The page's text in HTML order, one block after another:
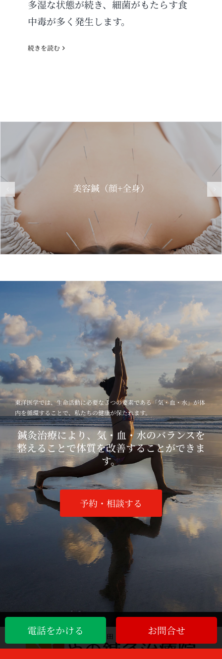
多湿な状態が続き、細菌がもたらす食
中毒が多く発生します。
続きを読む
美容鍼（顔+全身）
東洋医学では、生命活動に必要な３つの要素である「気・血・水」が体
内を循環することで、私たちの健康が保たれます。
鍼灸治療により、気・血・水のバランスを
整えることで体質を改善することができま
す。
予約・相談する
電話をかける お問合せ